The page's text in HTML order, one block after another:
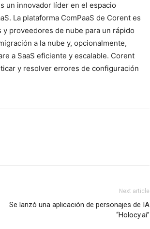
un innovador líder en el espacio
La plataforma ComPaaS de Corent es
proveedores de nube para un rápido
a la nube y, opcionalmente,
a SaaS eficiente y escalable. Corent
y resolver errores de configuración
Next article
Se lanzó una aplicación de personajes de IA
“Holocy.ai”